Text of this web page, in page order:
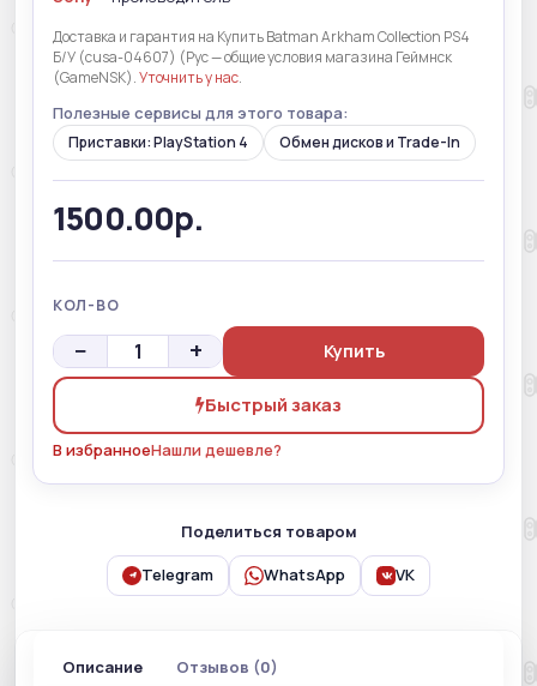
Доставка и гарантия на Купить Batman Arkham Collection PS4
Б/У (cusa-04607) (Рус — общие условия магазина Геймнск
(GameNSK).Уточнить у нас.
Полезные сервисы для этого товара:
Приставки: PlayStation 4 Обмен дисков и Trade-In
1500.00р.
КОЛ-ВО
− + Купить
Быстрый заказ
В избранноеНашли дешевле?
Поделиться товаром
Telegram WhatsApp VK
Описание Отзывов (0)